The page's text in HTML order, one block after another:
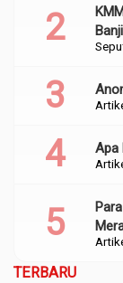
Apa
TERBARU